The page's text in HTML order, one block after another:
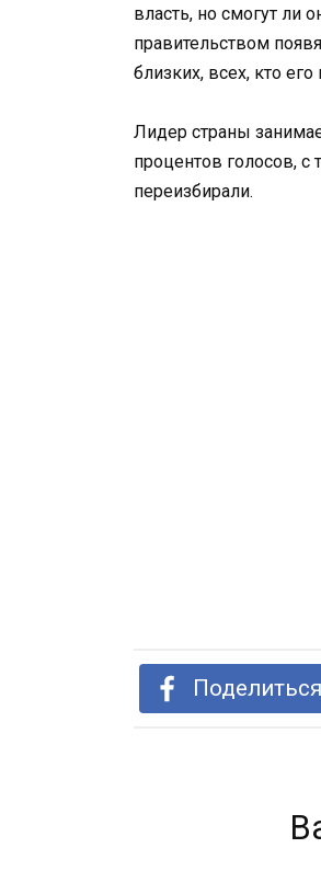
власть, но смогут ли
правительством
близких, всех, кто
Лидер страны
процентов голосов, с
переизбирали.